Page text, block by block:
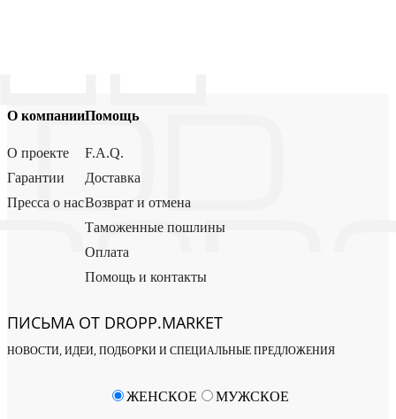
О компании
О проекте
Гарантии
Пресса о нас
Помощь
F.A.Q.
Доставка
Возврат и отмена
Таможенные пошлины
Оплата
Помощь и контакты
ПИСЬМА ОТ DROPP.MARKET
НОВОСТИ, ИДЕИ, ПОДБОРКИ И СПЕЦИАЛЬНЫЕ ПРЕДЛОЖЕНИЯ
ЖЕНСКОЕ МУЖСКОЕ